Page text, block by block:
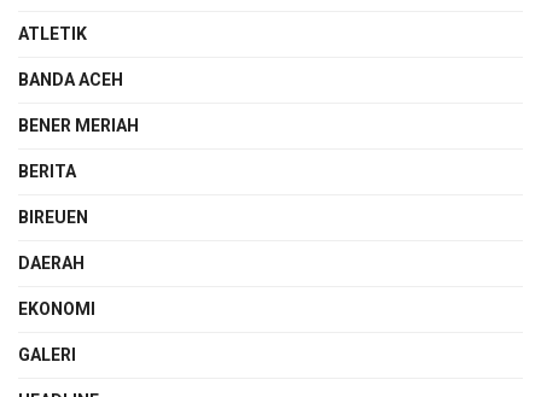
ATLETIK
BANDA ACEH
BENER MERIAH
BERITA
BIREUEN
DAERAH
EKONOMI
GALERI